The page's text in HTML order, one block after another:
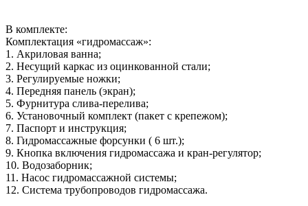
В комплекте:
Комплектация «гидромассаж»:
1. Акриловая ванна;
2. Несущий каркас из оцинкованной стали;
3. Регулируемые ножки;
4. Передняя панель (экран);
5. Фурнитура слива-перелива;
6. Установочный комплект (пакет с крепежом);
7. Паспорт и инструкция;
8. Гидромассажные форсунки ( 6 шт.);
9. Кнопка включения гидромассажа и кран-регулятор;
10. Водозаборник;
11. Насос гидромассажной системы;
12. Система трубопроводов гидромассажа.